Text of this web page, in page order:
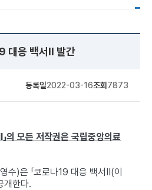
대응 백서Ⅱ 발간
등록일2022-03-16조회 7873
의 모든 저작권은 국립중앙의료
수)은 「코로나19 대응 백서Ⅱ(이
개한다.